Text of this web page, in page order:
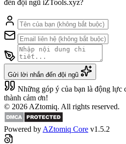
đến đội ngũ iZTools.xyz?
Gửi lời nhắn đến đội ngũ
Những góp ý của bạn là động lực
thành cảm ơn!
© 2026 AZtomiq. All rights reserved.
Powered by AZtomiq Core v1.5.2